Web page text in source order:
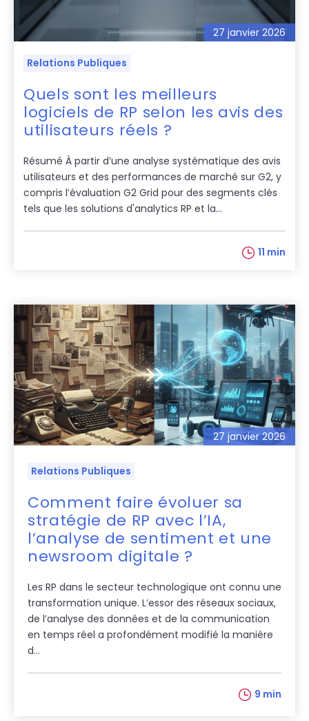
27 janvier 2026
Relations Publiques
Quels sont les meilleurs
logiciels de RP selon les avis des
utilisateurs réels ?
Résumé À partir d’une analyse systématique des avis
utilisateurs et des performances de marché sur G2, y
compris l’évaluation G2 Grid pour des segments clés
tels que les solutions d'analytics RP et la...
11 min
27 janvier 2026
Relations Publiques
Comment faire évoluer sa
stratégie de RP avec l’IA,
l’analyse de sentiment et une
newsroom digitale ?
Les RP dans le secteur technologique ont connu une
transformation unique. L’essor des réseaux sociaux,
de l’analyse des données et de la communication
en temps réel a profondément modifié la manière
d...
9 min